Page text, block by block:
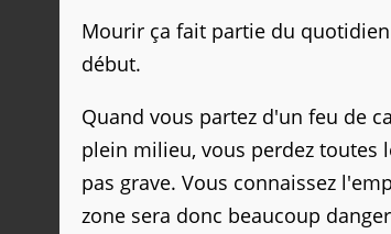
Mourir ça fait partie du
début.
Quand vous partez d'un feu de
plein milieu, vous perdez toutes
pas grave. Vous connaissez
zone sera donc beaucoup